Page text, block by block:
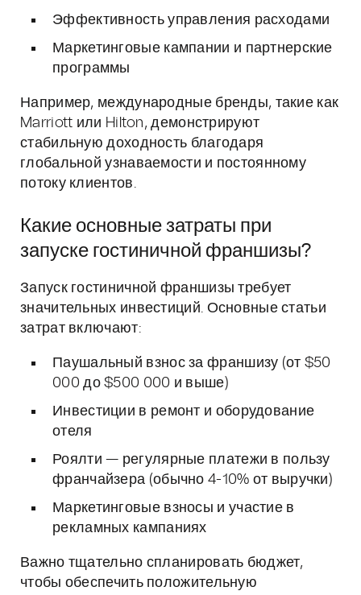
Эффективность управления расходами
Маркетинговые кампании и партнерские
программы
Например, международные бренды, такие как
Marriott или Hilton, демонстрируют
стабильную доходность благодаря
глобальной узнаваемости и постоянному
потоку клиентов.
Какие основные затраты при
запуске гостиничной франшизы?
Запуск гостиничной франшизы требует
значительных инвестиций. Основные статьи
затрат включают:
Паушальный взнос за франшизу (от $50
000 до $500 000 и выше)
Инвестиции в ремонт и оборудование
отеля
Роялти — регулярные платежи в пользу
франчайзера (обычно 4-10% от выручки)
Маркетинговые взносы и участие в
рекламных кампаниях
Важно тщательно спланировать бюджет,
чтобы обеспечить положительную